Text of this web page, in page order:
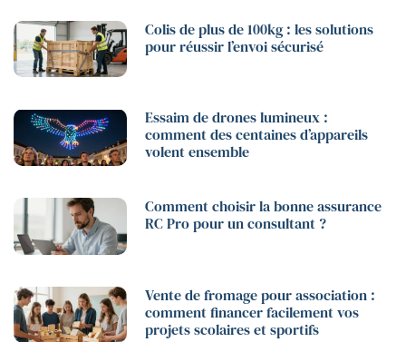
Colis de plus de 100kg : les solutions
pour réussir l’envoi sécurisé
Essaim de drones lumineux :
comment des centaines d’appareils
volent ensemble
Comment choisir la bonne assurance
RC Pro pour un consultant ?
Vente de fromage pour association :
comment financer facilement vos
projets scolaires et sportifs